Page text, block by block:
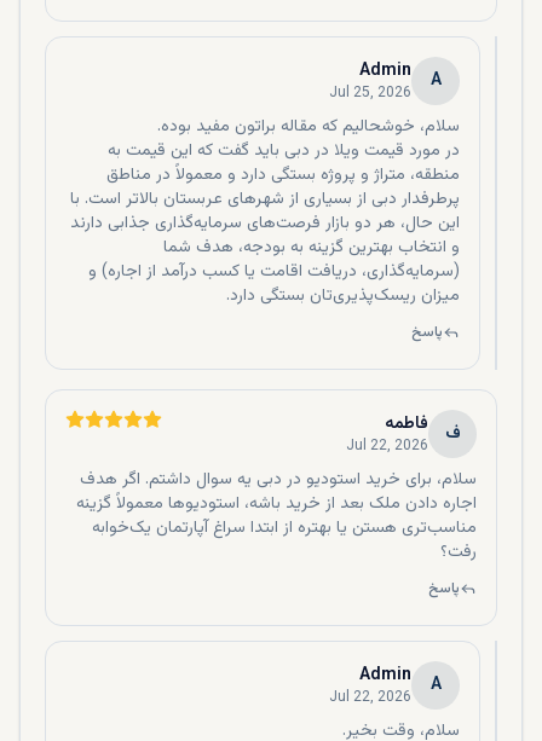
کنید، گزینه‌های زیادی پیش پای شما قرار گرفته و گستردگی این
آپارتمان‌ها هم از سوئیت‌ها تا واحدهای 5 خوابه متغیر است. حتی
بیشتر این آپارتمان‌ها یک اتاق خدمه، اتاق رختشویی، تراس یا
بالکن، انباری و امکاناتی رفاهی مانند باشگاه‌های ورزشی،
استخرهای شنا، زمین‌های بازی کودکان و فضاهای پارک خودرو
مشاع دارند. حالا اگر تصمیم بگیرید که یک ساختمان مجلل بخرید،
علاوه بر موارد امکانات رفاهی قبلی، می‌توانید به روف تاپ گاردن،
مسیرهای پیاده‌روی، زمین‌های ورزشی و فضاهایی رویدادها هم
دسترسی داشته باشید.
آپارتمان های دوبلکس و سوبلکس در دبی
اگر می‌خواهید آپارتمان‌های مجلل‌تر و باکلاس‌تری در دبی تهیه
کنید، پیشنهاد ما خرید یک واحد دوبلکس یا سوبلکس است که با
داشتن بیش از دو و سه طبقه بسیار بزرگ و درندشت هستند.
هتل آپارتمان های دبی
اگر مشتاق هستید به امکانات رفاهی هتل و پنت هاوس‌های
مجلل دسترسی داشته باشید، باید بگوییم که هتل آپارتمان‌های این
شهر می‌توانند برای شما مناسب باشند. بعضی از واحدها هم حتی
با اسباب و اثاثیه‌هایی با برندهای ورساچه، فندی و آرمانی کاسا
A
Admin
Jul 25, 2026
در مورد قیمت ویلا در دبی باید گفت که این قیمت به
منطقه، متراژ و پروژه بستگی دارد و معمولاً در مناطق
پرطرفدار دبی از بسیاری از شهرهای عربستان بالاتر است. با
این حال، هر دو بازار فرصت‌های سرمایه‌گذاری جذابی دارند
و انتخاب بهترین گزینه به بودجه، هدف شما
(سرمایه‌گذاری، دریافت اقامت یا کسب درآمد از اجاره) و
میزان ریسک‌پذیری‌تان بستگی دارد.
پاسخ
ف فاطمه
Jul 22, 2026
سلام، برای خرید استودیو در دبی یه سوال داشتم. اگر هدف
اجاره دادن ملک بعد از خرید باشه، استودیوها معمولاً گزینه
مناسب‌تری هستن یا بهتره از ابتدا سراغ آپارتمان یک‌خوابه
رفت؟
پاسخ
A
Admin
Jul 22, 2026